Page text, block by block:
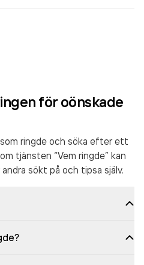
för oönskade
ringde och söka efter ett
tjänsten “Vem ringde” kan
sökt på och tipsa själv.